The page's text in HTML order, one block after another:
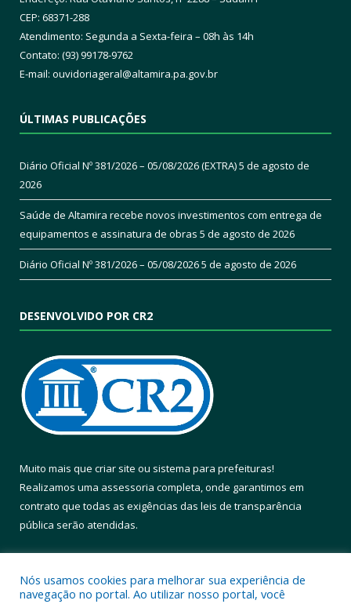
CEP: 68371-288
Atendimento: Segunda a Sexta-feira – 08h às 14h
Contato: (93) 99178-9762
E-mail: ouvidoriageral@altamira.pa.gov.br
ÚLTIMAS PUBLICAÇÕES
Diário Oficial Nº 381/2026 – 05/08/2026 (EXTRA)5 de agosto de
2026
Saúde de Altamira recebe novos investimentos com entrega de
equipamentos e assinatura de obras 5 de agosto de 2026
Diário Oficial Nº 381/2026 – 05/08/20265 de agosto de 2026
DESENVOLVIDO POR CR2
Muito mais que criar site ou sistema para prefeituras!
Realizamos uma assessoria completa, onde garantimos em
contrato que todas as exigências das leis de transparência
pública serão atendidas.
Nós usamos cookies para melhorar sua experiência de
navegação no portal. Ao utilizar nosso portal, você